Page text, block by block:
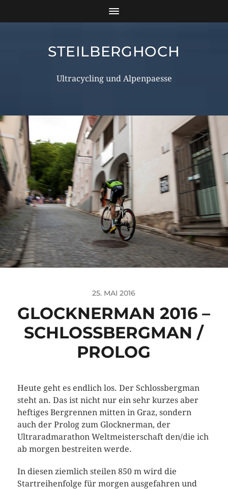
STEILBERGHOCH
Ultracycling und Alpenpaesse
25. MAI 2016
GLOCKNERMAN 2016 –
SCHLOSSBERGMAN /
PROLOG
Heute geht es endlich los. Der Schlossbergman
steht an. Das ist nicht nur ein sehr kurzes aber
heftiges Bergrennen mitten in Graz, sondern
auch der Prolog zum Glocknerman, der
Ultraradmarathon Weltmeisterschaft den/die ich
ab morgen bestreiten werde.
In diesen ziemlich steilen 850 m wird die
Startreihenfolge für morgen ausgefahren und